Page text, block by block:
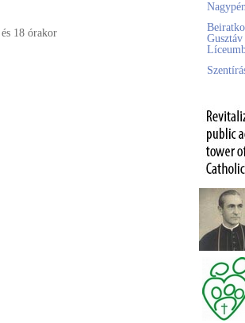
18 órakor